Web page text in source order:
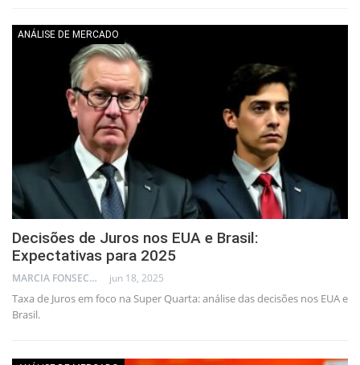
ANÁLISE DE MERCADO
Decisões de Juros nos EUA e Brasil:
Expectativas para 2025
MARCIA FONSECA - FINANCIAL CONSULTANT jun 18, 2025
Taxa de Juros em foco na Super Quarta: análise das decisões nos EUA e
Brasil.